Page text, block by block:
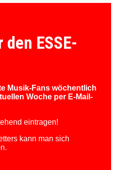
ESSE-
Musik-Fans wöchentlich
Woche per E-Mail-
eintragen!
kann man sich